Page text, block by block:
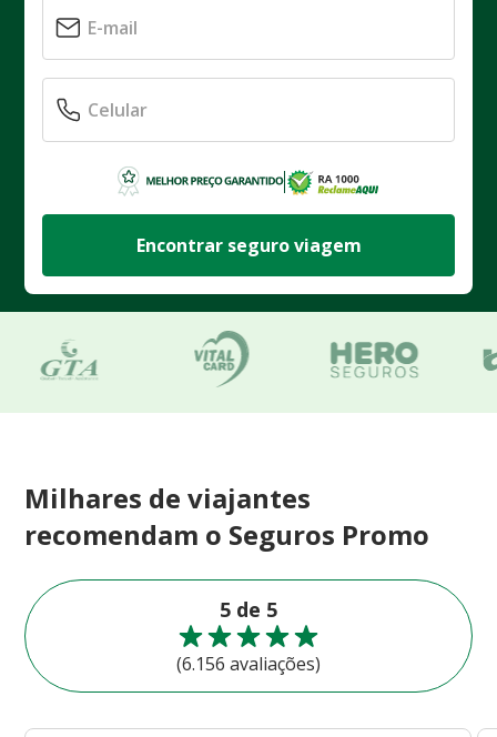
Encontrar seguro viagem
Milhares de viajantes
recomendam o Seguros Promo
5 de 5
(6.156 avaliações)